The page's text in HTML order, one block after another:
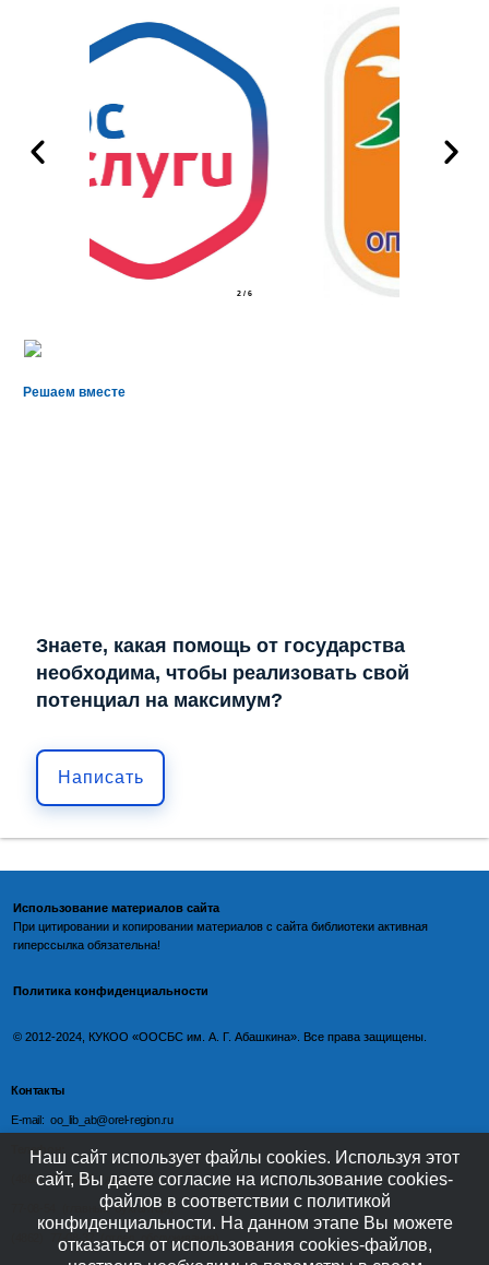
2 / 6
Решаем вместе
Знаете, какая помощь от государства
необходима, чтобы реализовать свой
потенциал на максимум?
Написать
Использование материалов сайта
При цитировании и копировании материалов с сайта библиотеки активная
гиперссылка обязательна!
Политика конфиденциальности
©️ 2012-2024, КУКОО «ООСБС им. А. Г. Абашкина». Все права защищены.
Контакты
E-mail: oo_lib_ab@orel-region.ru
Телефон:
(4862) 77-09-75 (директор),
77-08-54 (главный бухгалтер),
Наш сайт использует файлы cookies. Используя этот
сайт, Вы даете согласие на использование cookies-
файлов в соответствии с политикой
конфиденциальности. На данном этапе Вы можете
отказаться от использования cookies-файлов,